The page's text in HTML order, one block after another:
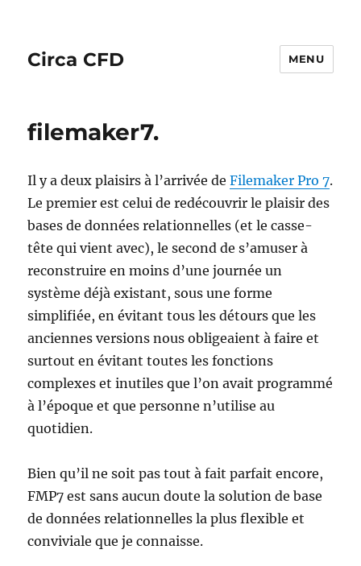
Circa CFD MENU
filemaker7.
Il y a deux plaisirs à l’arrivée deFilemaker Pro 7.
Le premier est celui de redécouvrir le plaisir des
bases de données relationnelles (et le casse-
tête qui vient avec), le second de s’amuser à
reconstruire en moins d’une journée un
système déjà existant, sous une forme
simplifiée, en évitant tous les détours que les
anciennes versions nous obligeaient à faire et
surtout en évitant toutes les fonctions
complexes et inutiles que l’on avait programmé
à l’époque et que personne n’utilise au
quotidien.
Bien qu’il ne soit pas tout à fait parfait encore,
FMP7 est sans aucun doute la solution de base
de données relationnelles la plus flexible et
conviviale que je connaisse.